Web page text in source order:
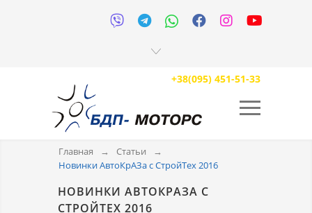
     
+38(095) 451-51-33
Главная → Статьи
→
Новинки АвтоКрАЗа с СтройТех 2016
НОВИНКИ АВТОКРАЗА С
СТРОЙТЕХ 2016